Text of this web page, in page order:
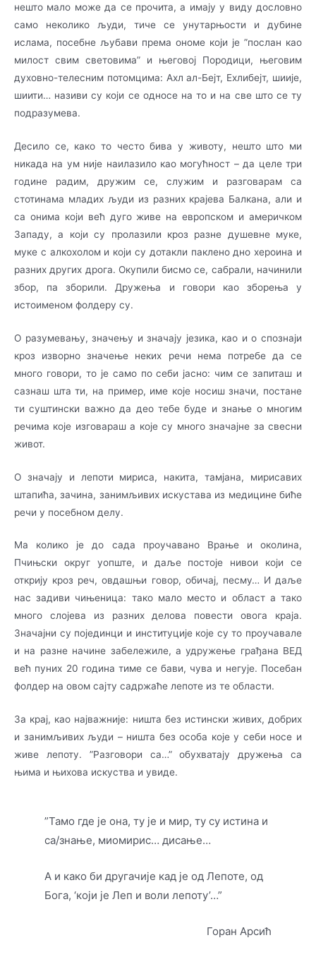
нешто мало може да се прочита, а има­­ју у виду дословно
само неколико људи, тиче се унутарњости и дубине
ислама, по­се­бне љубави према ономе који је ”послан као
милост свим световима” и његовој Породици, ње­­­говим
духовно-телесним потомцима: Ахл ал-Бејт, Ехлибејт, шиије,
шиити… називи су ко­­ји­ се односе на то и на све што се ту
подразумева.
Десило се, како то често бива у животу, нешто што ми
никада на ум није наилазило као мо­гућност – да целе три
године радим, дружим се, служим и разговарам са
стотинама мла­дих људи из разних крајева Балкана, али и
са онима који већ дуго живе на европском и аме­ричком
Западу, а који су пролазили кроз разне душевне муке,
муке с алкохолом и који су дотакли паклено дно хероина и
разних других дрога. Окупили бисмо се, сабрали, на­чи­ни­ли
збор, па зборили. Дружења и говори као зборења у
истоименом фолдеру су.
О разумевању, значењу и значају језика, као и о спознаји
кроз изворно значење неких ре­чи нема потребе да се
много говори, то је само по себи јасно: чим се запиташ и
сазнаш шта ти, на пример, име које носиш значи, постане
ти суштински важно да део тебе буде и зна­ње о многим
ре­чи­ма које изговараш а које су много значајне за свесни
живот.
О значају и лепоти мириса, накита, тамјана, мирисавих
штапића, зачина, занимљивих иску­­става из медицине биће
речи у посебном делу.
Ма колико је до сада проучавано Врање и околина,
Пчињски округ уопште, и даље по­сто­је нивои који се
открију кроз реч, овдашњи говор, обичај, песму… И даље
нас задиви чи­њеница: тако мало место и област а тако
много слојева из разних делова повести овога кра­ја.
Значајни су појединци и институције које су то проучавале
и на разне начине за­бе­ле­жиле, а удружење грађана ВЕД
већ пуних 20 година тиме се бави, чува и негује. По­се­бан
фолдер на овом сајту садржаће лепоте из те области.
За крај, као најважније: ништа без истински живих, добрих
и занимљивих људи – ништа без особа које у себи носе и
живе лепоту. ”Разговори са…” обухватају дружења са
њима и њи­хо­ва искуства и увиде.
”Тамо где је она, ту је и мир, ту су истина и
са/знање, миомирис… дисање…
А и како би другачије кад је од Лепоте, од
Бога, ‘који је Леп и воли лепоту’…”
Горан Арсић